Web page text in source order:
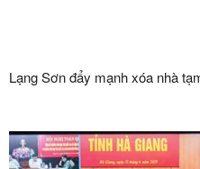
Lạng Sơn đẩy mạnh xóa nhà